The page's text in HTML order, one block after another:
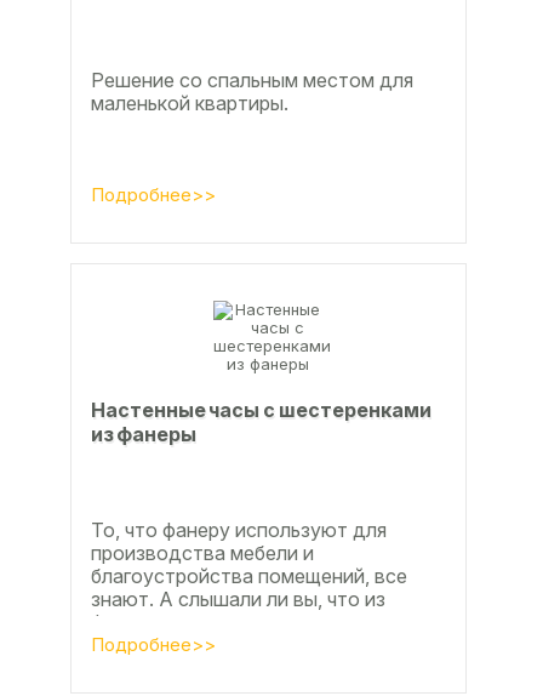
Решение со спальным местом для
маленькой квартиры.
Подробнее>>
Настенные часы с шестеренками
из фанеры
То, что фанеру используют для
производства мебели и
благоустройства помещений, все
знают. А слышали ли вы, что из
фанеры делают красивые ажурные
часы? Удивительно, но факт.
Подробнее>>